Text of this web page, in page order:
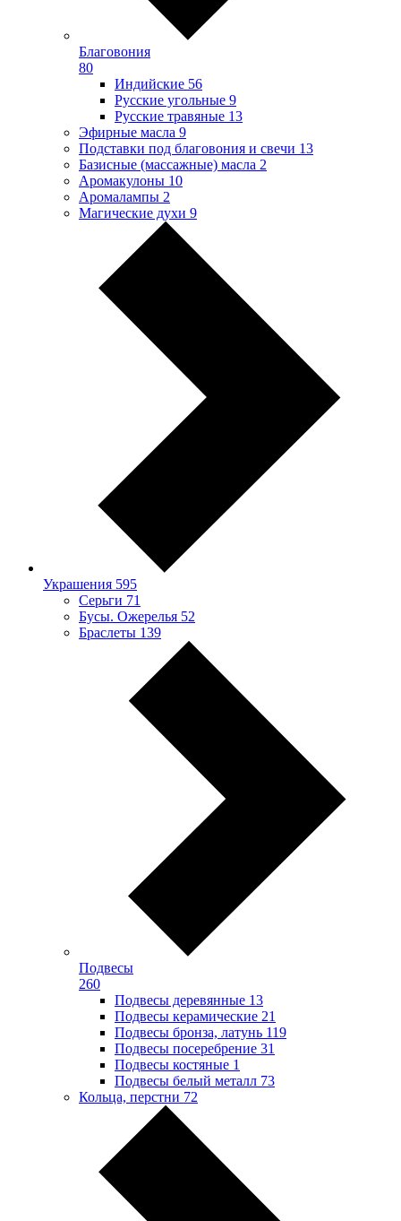
Благовония
80
Индийские 56
Русские угольные 9
Русские травяные 13
Эфирные масла 9
Подставки под благовония и свечи 13
Базисные (массажные) масла 2
Аромакулоны 10
Аромалампы 2
Магические духи 9
Украшения 595
Серьги 71
Бусы. Ожерелья 52
Браслеты 139
Подвесы
260
Подвесы деревянные 13
Подвесы керамические 21
Подвесы бронза, латунь 119
Подвесы посеребрение 31
Подвесы костяные 1
Подвесы белый металл 73
Кольца, перстни 72